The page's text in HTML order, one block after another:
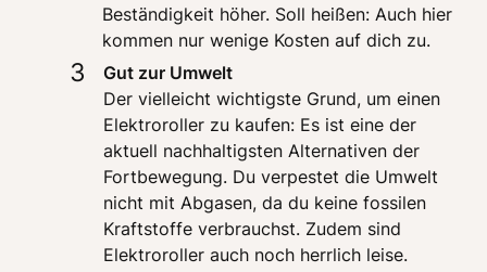
Beständigkeit höher. Soll heißen: Auch hier
kommen nur wenige Kosten auf dich zu.
3
Der vielleicht wichtigste Grund, um einen
Elektroroller zu kaufen: Es ist eine der
aktuell nachhaltigsten Alternativen der
Fortbewegung. Du verpestet die Umwelt
nicht mit Abgasen, da du keine fossilen
Kraftstoffe verbrauchst. Zudem sind
Elektroroller auch noch herrlich leise.